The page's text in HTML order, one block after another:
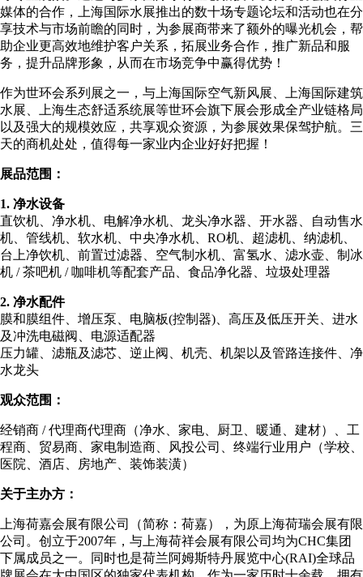
媒体的合作，上海国际水展推出的数十场专题论坛和活动也在分
享技术与市场前瞻的同时，为参展商带来了额外的曝光机会，帮
助企业更高效地维护客户关系，拓展业务合作，推广新品和服
务，提升品牌形象，从而在市场竞争中赢得优势！
作为世环会系列展之一，与上海国际空气新风展、上海国际建筑
水展、上海生态舒适系统展等世环会旗下展会形成全产业链格局
以及强大的规模效应，共享观众资源，为参展效果保驾护航。三
天的商机处处，值得每一家业内企业好好把握！
展品范围：
1. 净水设备
直饮机、净水机、电解净水机、龙头净水器、开水器、自动售水
机、管线机、软水机、中央净水机、RO机、超滤机、纳滤机、
台上净饮机、前置过滤器、空气制水机、富氢水、滤水壶、制冰
机 / 茶吧机 / 咖啡机等配套产品、食品净化器、垃圾处理器
2. 净水配件
膜和膜组件、增压泵、电脑板(控制器)、高压及低压开关、进水
及冲洗电磁阀、电源适配器
压力罐、滤瓶及滤芯、逆止阀、机壳、机架以及管路连接件、净
水龙头
观众范围：
经销商 / 代理商代理商（净水、家电、厨卫、暖通、建材）、工
程商、贸易商、家电制造商、风投公司、终端行业用户（学校、
医院、酒店、房地产、装饰装潢）
关于主办方：
上海荷嘉会展有限公司（简称：荷嘉），为原上海荷瑞会展有限
公司。创立于2007年，与上海荷祥会展有限公司均为CHC集团
下属成员之一。同时也是荷兰阿姆斯特丹展览中心(RAI)全球品